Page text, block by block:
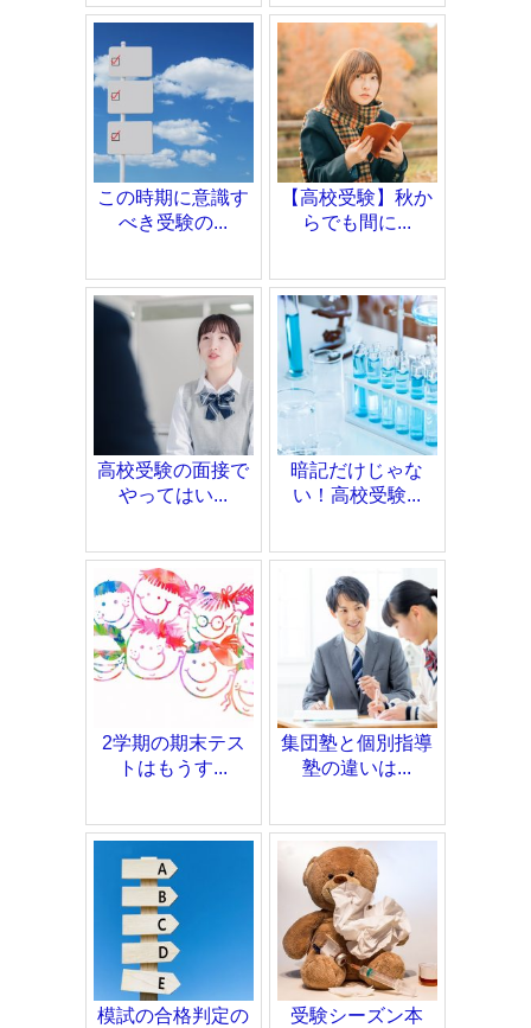
この時期に意識す
べき受験の...
【高校受験】秋か
らでも間に...
高校受験の面接で
やってはい...
暗記だけじゃな
い！高校受験...
2学期の期末テス
トはもうす...
集団塾と個別指導
塾の違いは...
模試の合格判定の
受験シーズン本